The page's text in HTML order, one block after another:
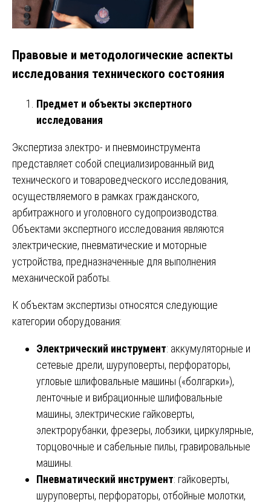
Правовые и методологические аспекты
исследования технического состояния
Предмет и объекты экспертного
исследования
Экспертиза электро- и пневмоинструмента
представляет собой специализированный вид
технического и товароведческого исследования,
осуществляемого в рамках гражданского,
арбитражного и уголовного судопроизводства.
Объектами экспертного исследования являются
электрические, пневматические и моторные
устройства, предназначенные для выполнения
механической работы.
К объектам экспертизы относятся следующие
категории оборудования:
Электрический инструмент: аккумуляторные и
сетевые дрели, шуруповерты, перфораторы,
угловые шлифовальные машины («болгарки»),
ленточные и вибрационные шлифовальные
машины, электрические гайковерты,
электрорубанки, фрезеры, лобзики, циркулярные,
торцовочные и сабельные пилы, гравировальные
машины.
Пневматический инструмент: гайковерты,
шуруповерты, перфораторы, отбойные молотки,